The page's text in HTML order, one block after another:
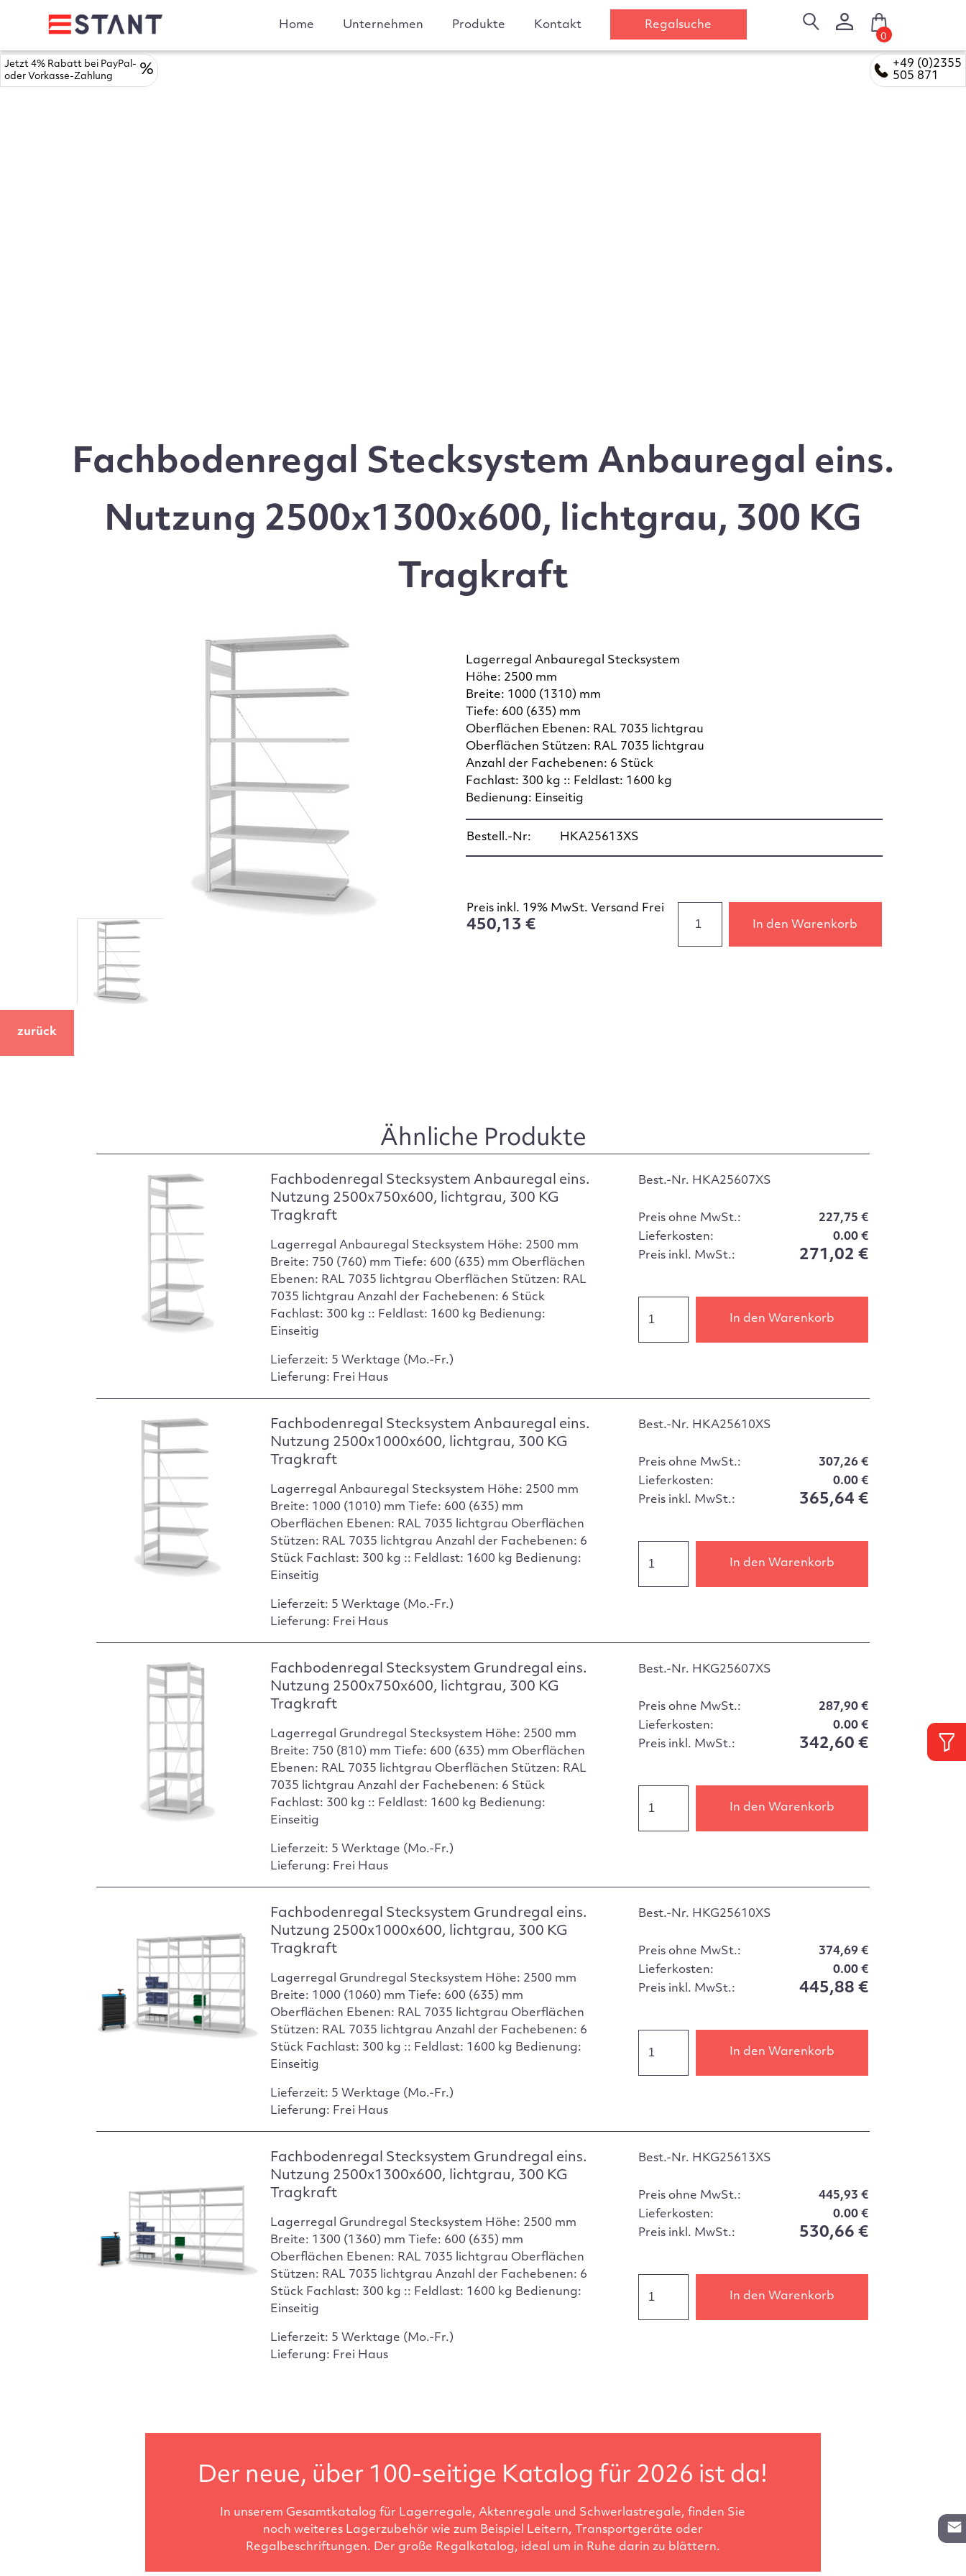
+49 (0)2355
505 871
Jetzt 4% Rabatt bei PayPal-
oder Vorkasse-Zahlung
%
Home Unternehmen Produkte Kontakt Regalsuche
0
Fachbodenregal Stecksystem Anbauregal eins.
Nutzung 2500x1300x600, lichtgrau, 300 KG
Tragkraft
Lagerregal Anbauregal Stecksystem
Höhe: 2500 mm
Breite: 1000 (1310) mm
Tiefe: 600 (635) mm
Oberflächen Ebenen: RAL 7035 lichtgrau
Oberflächen Stützen: RAL 7035 lichtgrau
Anzahl der Fachebenen: 6 Stück
Fachlast: 300 kg :: Feldlast: 1600 kg
Bedienung: Einseitig
Bestell.-Nr: HKA25613XS
Preis inkl. 19% MwSt. Versand Frei
450,13 € In den Warenkorb
zurück
Ähnliche Produkte
Fachbodenregal Stecksystem Anbauregal eins.
Nutzung 2500x750x600, lichtgrau, 300 KG
Tragkraft
Lagerregal Anbauregal Stecksystem Höhe: 2500 mm
Breite: 750 (760) mm Tiefe: 600 (635) mm Oberflächen
Ebenen: RAL 7035 lichtgrau Oberflächen Stützen: RAL
7035 lichtgrau Anzahl der Fachebenen: 6 Stück
Fachlast: 300 kg :: Feldlast: 1600 kg Bedienung:
Einseitig
Lieferzeit: 5 Werktage (Mo.-Fr.)
Lieferung: Frei Haus
Best.-Nr. HKA25607XS
Preis ohne MwSt.:
227,75 €
Lieferkosten:
0.00 €
Preis inkl. MwSt.:
271,02 €
In den Warenkorb
Fachbodenregal Stecksystem Anbauregal eins.
Nutzung 2500x1000x600, lichtgrau, 300 KG
Tragkraft
Lagerregal Anbauregal Stecksystem Höhe: 2500 mm
Breite: 1000 (1010) mm Tiefe: 600 (635) mm
Oberflächen Ebenen: RAL 7035 lichtgrau Oberflächen
Stützen: RAL 7035 lichtgrau Anzahl der Fachebenen: 6
Stück Fachlast: 300 kg :: Feldlast: 1600 kg Bedienung:
Einseitig
Lieferzeit: 5 Werktage (Mo.-Fr.)
Lieferung: Frei Haus
Best.-Nr. HKA25610XS
Preis ohne MwSt.:
307,26 €
Lieferkosten:
0.00 €
Preis inkl. MwSt.:
365,64 €
In den Warenkorb
Fachbodenregal Stecksystem Grundregal eins.
Nutzung 2500x750x600, lichtgrau, 300 KG
Tragkraft
Lagerregal Grundregal Stecksystem Höhe: 2500 mm
Breite: 750 (810) mm Tiefe: 600 (635) mm Oberflächen
Ebenen: RAL 7035 lichtgrau Oberflächen Stützen: RAL
7035 lichtgrau Anzahl der Fachebenen: 6 Stück
Fachlast: 300 kg :: Feldlast: 1600 kg Bedienung:
Einseitig
Lieferzeit: 5 Werktage (Mo.-Fr.)
Lieferung: Frei Haus
Best.-Nr. HKG25607XS
Preis ohne MwSt.:
287,90 €
Lieferkosten:
0.00 €
Preis inkl. MwSt.:
342,60 €
In den Warenkorb
Fachbodenregal Stecksystem Grundregal eins.
Nutzung 2500x1000x600, lichtgrau, 300 KG
Tragkraft
Lagerregal Grundregal Stecksystem Höhe: 2500 mm
Breite: 1000 (1060) mm Tiefe: 600 (635) mm
Oberflächen Ebenen: RAL 7035 lichtgrau Oberflächen
Stützen: RAL 7035 lichtgrau Anzahl der Fachebenen: 6
Stück Fachlast: 300 kg :: Feldlast: 1600 kg Bedienung:
Einseitig
Lieferzeit: 5 Werktage (Mo.-Fr.)
Lieferung: Frei Haus
Best.-Nr. HKG25610XS
Preis ohne MwSt.:
374,69 €
Lieferkosten:
0.00 €
Preis inkl. MwSt.:
445,88 €
In den Warenkorb
Fachbodenregal Stecksystem Grundregal eins.
Nutzung 2500x1300x600, lichtgrau, 300 KG
Tragkraft
Lagerregal Grundregal Stecksystem Höhe: 2500 mm
Breite: 1300 (1360) mm Tiefe: 600 (635) mm
Oberflächen Ebenen: RAL 7035 lichtgrau Oberflächen
Stützen: RAL 7035 lichtgrau Anzahl der Fachebenen: 6
Stück Fachlast: 300 kg :: Feldlast: 1600 kg Bedienung:
Einseitig
Lieferzeit: 5 Werktage (Mo.-Fr.)
Lieferung: Frei Haus
Best.-Nr. HKG25613XS
Preis ohne MwSt.:
445,93 €
Lieferkosten:
0.00 €
Preis inkl. MwSt.:
530,66 €
In den Warenkorb
Der neue, über 100-seitige Katalog für 2026 ist da!
In unserem Gesamtkatalog für Lagerregale, Aktenregale und Schwerlastregale, finden Sie
noch weiteres Lagerzubehör wie zum Beispiel Leitern, Transportgeräte oder
Regalbeschriftungen. Der große Regalkatalog, ideal um in Ruhe darin zu blättern.